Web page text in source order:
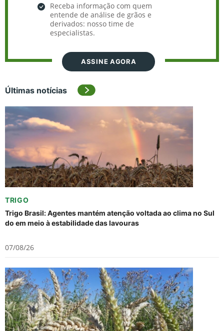
Receba informação com quem
entende de análise de grãos e
derivados: nosso time de
especialistas.
ASSINE AGORA
Últimas notícias
TRIGO
Trigo Brasil: Agentes mantém atenção voltada ao clima no Sul
do em meio à estabilidade das lavouras
07/08/26